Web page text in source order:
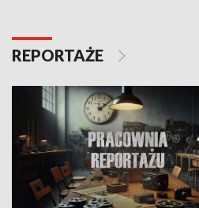
REPORTAŻE